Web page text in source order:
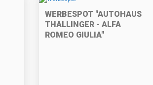
WERBESPOT "AUTOHAUS
THALLINGER - ALFA
ROMEO GIULIA"